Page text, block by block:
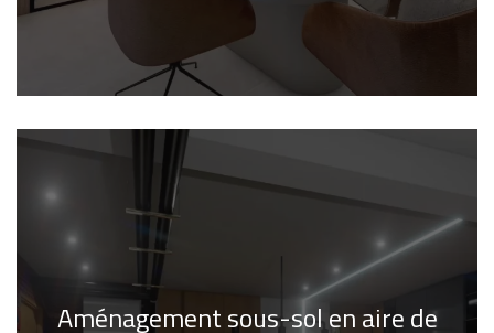
Aménagement sous-sol en aire de